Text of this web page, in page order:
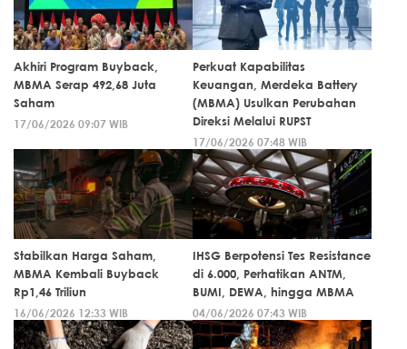
Akhiri Program Buyback,
MBMA Serap 492,68 Juta
Saham
17/06/2026 09:07 WIB
Perkuat Kapabilitas
Keuangan, Merdeka Battery
(MBMA) Usulkan Perubahan
Direksi Melalui RUPST
17/06/2026 07:48 WIB
Stabilkan Harga Saham,
MBMA Kembali Buyback
Rp1,46 Triliun
16/06/2026 12:33 WIB
IHSG Berpotensi Tes Resistance
di 6.000, Perhatikan ANTM,
BUMI, DEWA, hingga MBMA
04/06/2026 07:43 WIB